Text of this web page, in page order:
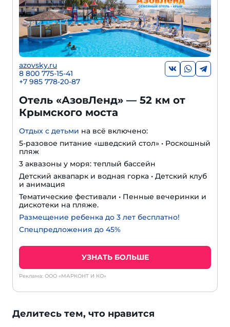
azovsky.ru
8 800 775-15-41
+7 985 778-20-87
Отель «АзовЛенд» — 52 км от
Крымского моста
Отдых с детьми на всё включено:
5-разовое питание «шведский стол» • Роскошный
пляж
3 аквазоны у моря: теплый бассейн
Детский аквапарк и водная горка • Детский клуб
и анимация
Тематические фестивали • Пенные вечеринки и
дискотеки на пляже.
Размещение ребенка до 3 лет бесплатно!
Спецпредложения до 45%
УЗНАТЬ БОЛЬШЕ
Реклама: ООО «МАРКОНТ И КО»
Делитесь тем, что нравится